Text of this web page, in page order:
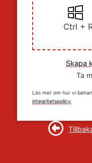
Ctrl +
Skapa
Ta
Läs mer om hur vi
integritetspolicy.